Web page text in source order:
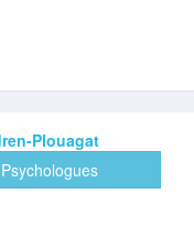
Plouagat